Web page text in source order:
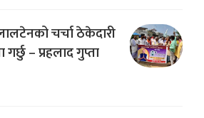
चर्चा ठेकेदारी
– प्रहलाद गुप्ता